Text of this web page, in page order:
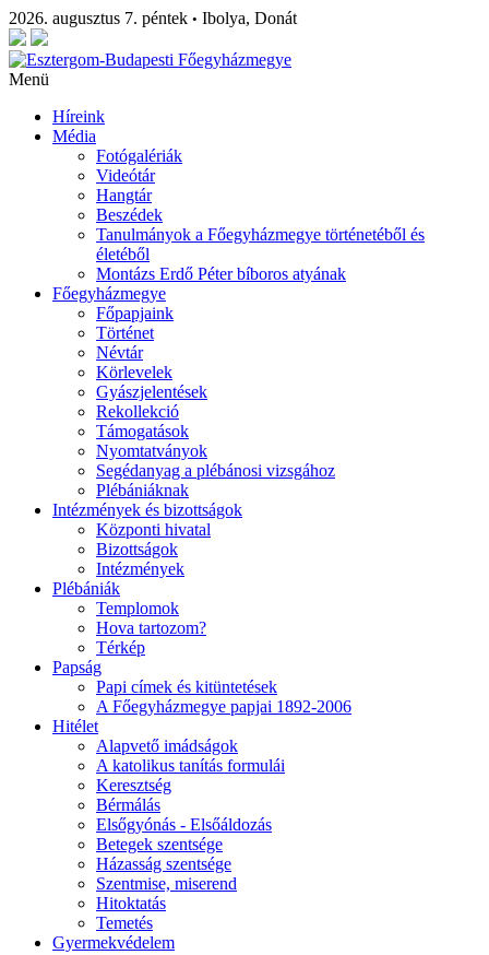
2026. augusztus 7. péntek • Ibolya, Donát
Menü
Híreink
Média
Fotógalériák
Videótár
Hangtár
Beszédek
Tanulmányok a Főegyházmegye történetéből és
életéből
Montázs Erdő Péter bíboros atyának
Főegyházmegye
Főpapjaink
Történet
Névtár
Körlevelek
Gyászjelentések
Rekollekció
Támogatások
Nyomtatványok
Segédanyag a plébánosi vizsgához
Plébániáknak
Intézmények és bizottságok
Központi hivatal
Bizottságok
Intézmények
Plébániák
Templomok
Hova tartozom?
Térkép
Papság
Papi címek és kitüntetések
A Főegyházmegye papjai 1892-2006
Hitélet
Alapvető imádságok
A katolikus tanítás formulái
Keresztség
Bérmálás
Elsőgyónás - Elsőáldozás
Betegek szentsége
Házasság szentsége
Szentmise, miserend
Hitoktatás
Temetés
Gyermekvédelem